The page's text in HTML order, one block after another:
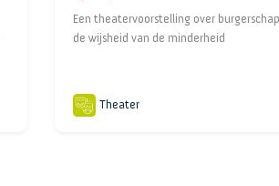
Een theatervoorstelling over
de wijsheid van de minderheid
Theater